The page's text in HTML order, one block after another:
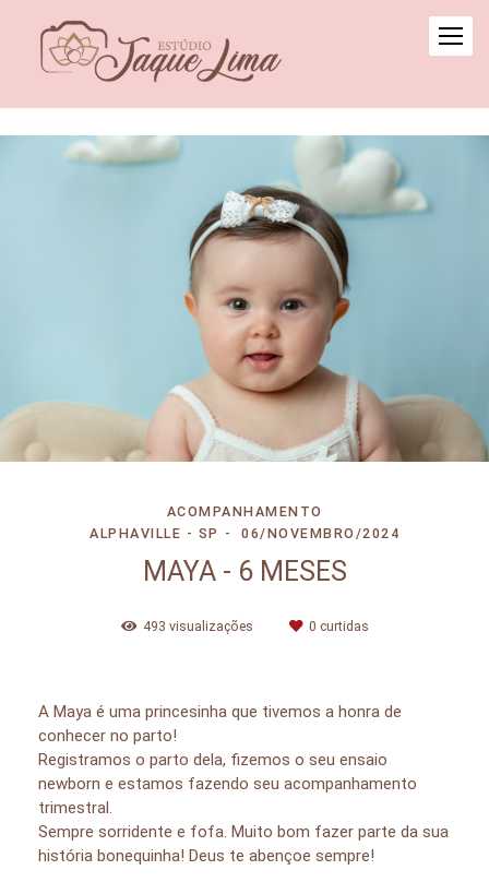
ACOMPANHAMENTO
ALPHAVILLE - SP
06/NOVEMBRO/2024
MAYA - 6 MESES
493 visualizações 0 curtidas
A Maya é uma princesinha que tivemos a honra de
conhecer no parto!
Registramos o parto dela, fizemos o seu ensaio
newborn e estamos fazendo seu acompanhamento
trimestral.
Sempre sorridente e fofa. Muito bom fazer parte da sua
história bonequinha! Deus te abençoe sempre!